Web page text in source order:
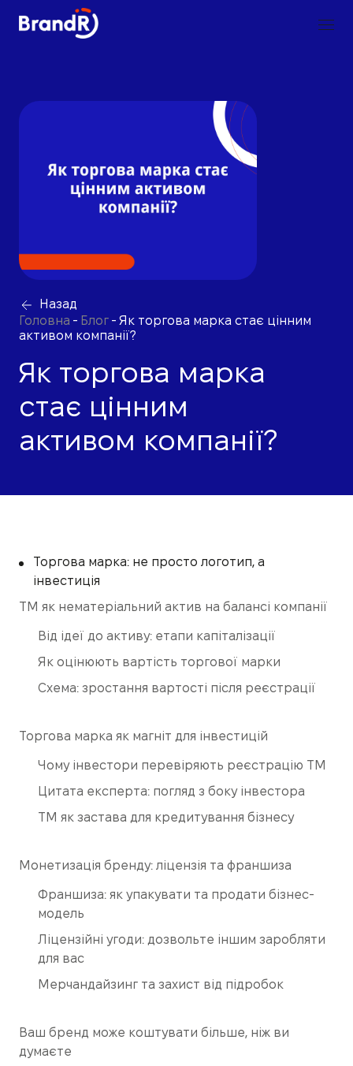
Назад
Головна - Блог - Як торгова марка стає цінним
активом компанії?
Як торгова марка
стає цінним
активом компанії?
Торгова марка: не просто логотип, а
інвестиція
ТМ як нематеріальний актив на балансі компанії
Від ідеї до активу: етапи капіталізації
Як оцінюють вартість торгової марки
Схема: зростання вартості після реєстрації
Торгова марка як магніт для інвестицій
Чому інвестори перевіряють реєстрацію ТМ
Цитата експерта: погляд з боку інвестора
ТМ як застава для кредитування бізнесу
Монетизація бренду: ліцензія та франшиза
Франшиза: як упакувати та продати бізнес-
модель
Ліцензійні угоди: дозвольте іншим заробляти
для вас
Мерчандайзинг та захист від підробок
Ваш бренд може коштувати більше, ніж ви
думаєте